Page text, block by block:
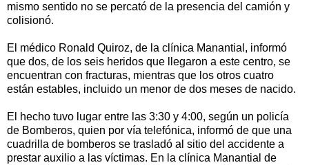
mismo sentido no se percató de la presencia del camión y
colisionó.
El médico Ronald Quiroz, de la clínica Manantial, informó
que dos, de los seis heridos que llegaron a este centro, se
encuentran con fracturas, mientras que los otros cuatro
están estables, incluido un menor de dos meses de nacido.
El hecho tuvo lugar entre las 3:30 y 4:00, según un policía
de Bomberos, quien por vía telefónica, informó de que una
cuadrilla de bomberos se trasladó al sitio del accidente a
prestar auxilio a las víctimas. En la clínica Manantial de